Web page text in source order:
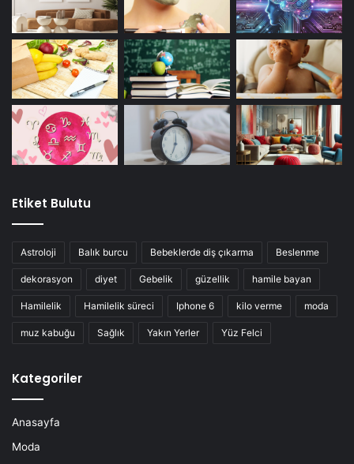
Etiket Bulutu
Astroloji Balık burcu Bebeklerde diş çıkarma Beslenme
dekorasyon diyet Gebelik güzellik hamile bayan
Hamilelik Hamilelik süreci Iphone 6 kilo verme moda
muz kabuğu Sağlık Yakın Yerler Yüz Felci
Kategoriler
Anasayfa
Moda